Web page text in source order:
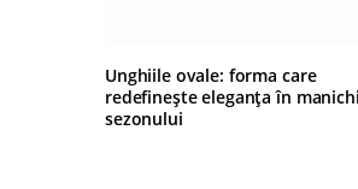
Unghiile ovale: forma care
redefinește eleganța în
sezonului